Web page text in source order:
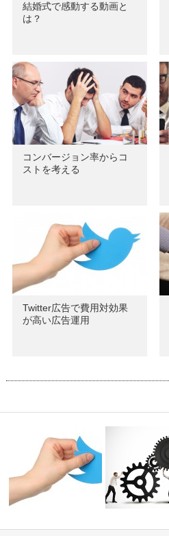
結婚式で感動する動画と
は？
コンバージョン率からコ
ストを考える
Twitter広告で費用対効果
が高い広告運用